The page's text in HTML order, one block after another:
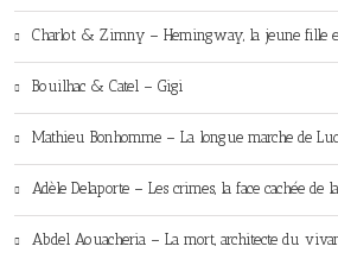
Charlot & Zimny – Hemingway, la jeune fille
Bouilhac & Catel – Gigi
Mathieu Bonhomme – La longue marche de
Adèle Delaporte – Les crimes, la face cachée de
Abdel Aouacheria – La mort, architecte du